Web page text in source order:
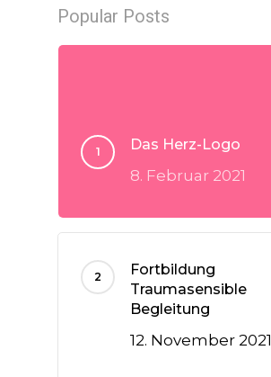
Popular Posts
Das Herz-Logo
8. Februar 2021
Fortbildung
Traumasensible
Begleitung
12. November 2021